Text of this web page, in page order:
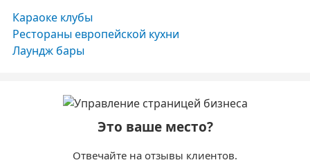
Караоке клубы
Рестораны европейской кухни
Лаундж бары
Это ваше место?
Отвечайте на отзывы клиентов.